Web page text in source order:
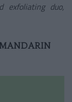
exfoliating duo,